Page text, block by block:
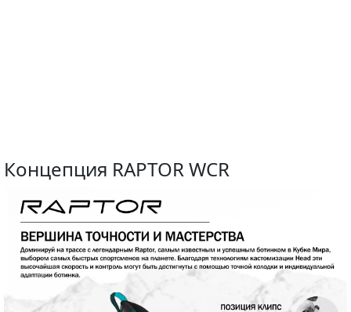
Концепция RAPTOR WCR